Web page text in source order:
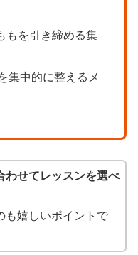
もを引き締める集
集中的に整えるメ
わせてレッスンを選べ
も嬉しいポイントで